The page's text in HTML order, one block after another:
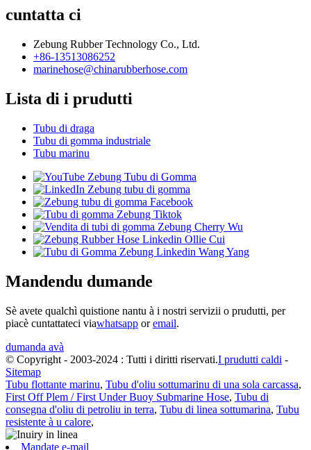
cuntatta ci
Zebung Rubber Technology Co., Ltd.
+86-13513086252
marinehose@chinarubberhose.com
Lista di i prudutti
Tubu di draga
Tubu di gomma industriale
Tubu marinu
Mandendu dumande
Sè avete qualchì quistione nantu à i nostri servizii o prudutti, per
piacè cuntattateci viawhatsapp oremail.
dumanda avà
© Copyright - 2003-2024 : Tutti i diritti riservati.I prudutti caldi -
Sitemap
Tubu flottante marinu, Tubu d'oliu sottumarinu di una sola carcassa,
First Off Plem / First Under Buoy Submarine Hose, Tubu di
consegna d'oliu di petroliu in terra, Tubu di linea sottumarina, Tubu
resistente à u calore,
Mandate e-mail